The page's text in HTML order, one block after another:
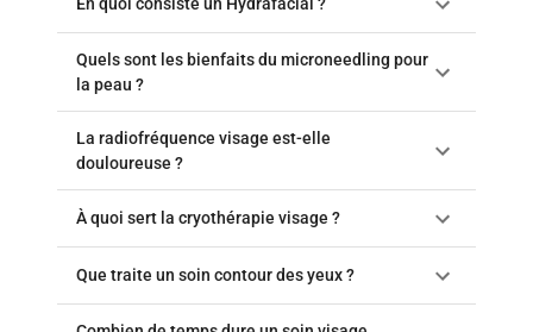
En quoi consiste un Hydrafacial ?
Quels sont les bienfaits du microneedling pour
la peau ?
La radiofréquence visage est-elle
douloureuse ?
À quoi sert la cryothérapie visage ?
Que traite un soin contour des yeux ?